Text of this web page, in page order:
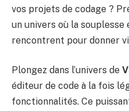
vos projets de codage ?
un univers où la souplesse
rencontrent pour donner
Plongez dans l’univers de
éditeur de code à la fois
fonctionnalités. Ce